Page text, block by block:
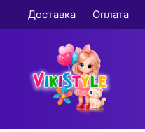
Доставка Оплата